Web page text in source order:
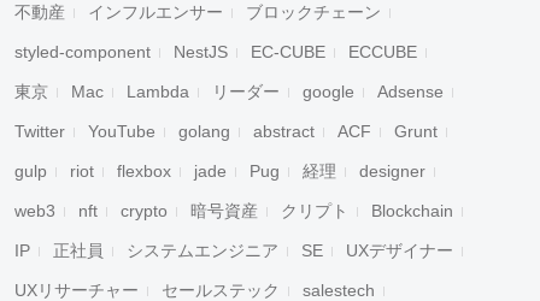
不動産 インフルエンサー ブロックチェーン
styled-component NestJS EC-CUBE ECCUBE
東京 Mac Lambda リーダー google Adsense
Twitter YouTube golang abstract ACF Grunt
gulp riot flexbox jade Pug 経理 designer
web3 nft crypto 暗号資産 クリプト Blockchain
IP 正社員 システムエンジニア SE UXデザイナー
UXリサーチャー セールステック salestech